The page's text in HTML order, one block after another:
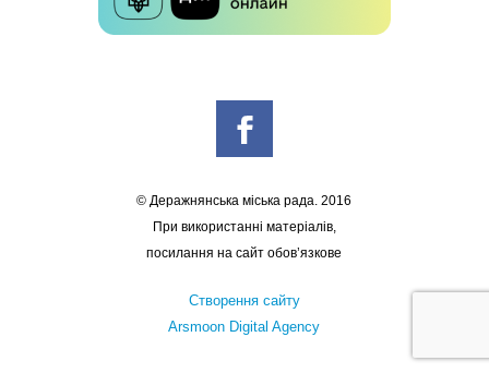
© Деражнянська міська рада. 2016
При використанні матеріалів,
посилання на сайт обов’язкове
Створення сайту
Arsmoon Digital Agency